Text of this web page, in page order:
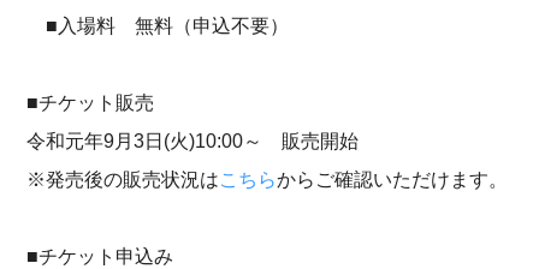
■入場料 無料（申込不要）
■チケット販売
令和元年9月3日(火)10:00～ 販売開始
※発売後の販売状況はこちらからご確認いただけます。
■チケット申込み